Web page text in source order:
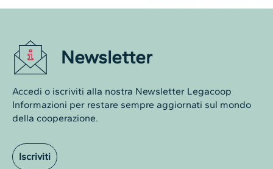
Newsletter
Accedi o iscriviti alla nostra Newsletter Legacoop
Informazioni per restare sempre aggiornati sul mondo
della cooperazione.
Iscriviti